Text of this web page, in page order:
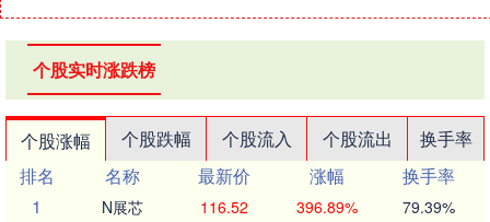
个股实时涨跌榜
个股涨幅 个股跌幅 个股流入 个股流出
换手率
排名
名称 最新价 涨幅
换手率
1
N展芯 116.52 396.89% 79.39%